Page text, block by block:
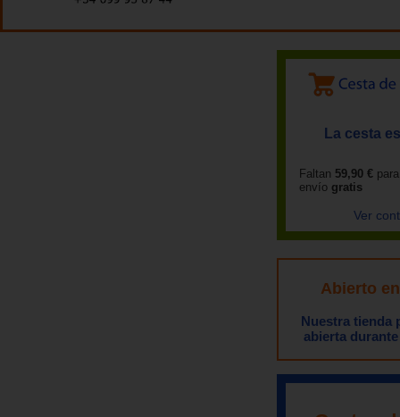
La cesta
Faltan 59,90 €
envío gratis
Ver
Abierto
Nuestra tienda
abierta